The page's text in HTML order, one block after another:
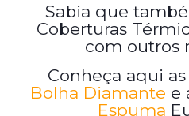
Sabia que
Coberturas
com outros
Conheça aqui as
Bolha Diamante e
Espuma